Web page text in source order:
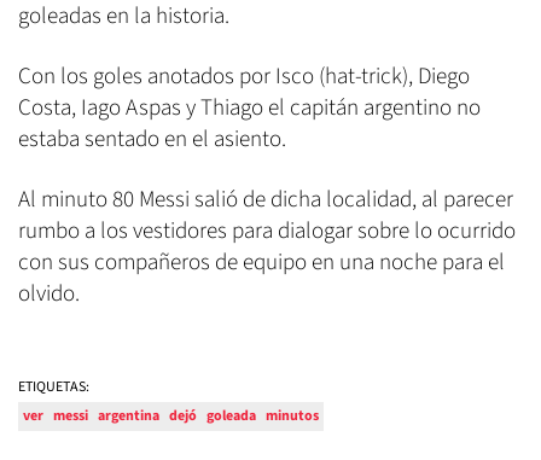
goleadas en la historia.
Con los goles anotados por Isco (hat-trick), Diego
Costa, Iago Aspas y Thiago el capitán argentino no
estaba sentado en el asiento.
Al minuto 80 Messi salió de dicha localidad, al parecer
rumbo a los vestidores para dialogar sobre lo ocurrido
con sus compañeros de equipo en una noche para el
olvido.
ETIQUETAS:
ver messi argentina dejó goleada minutos